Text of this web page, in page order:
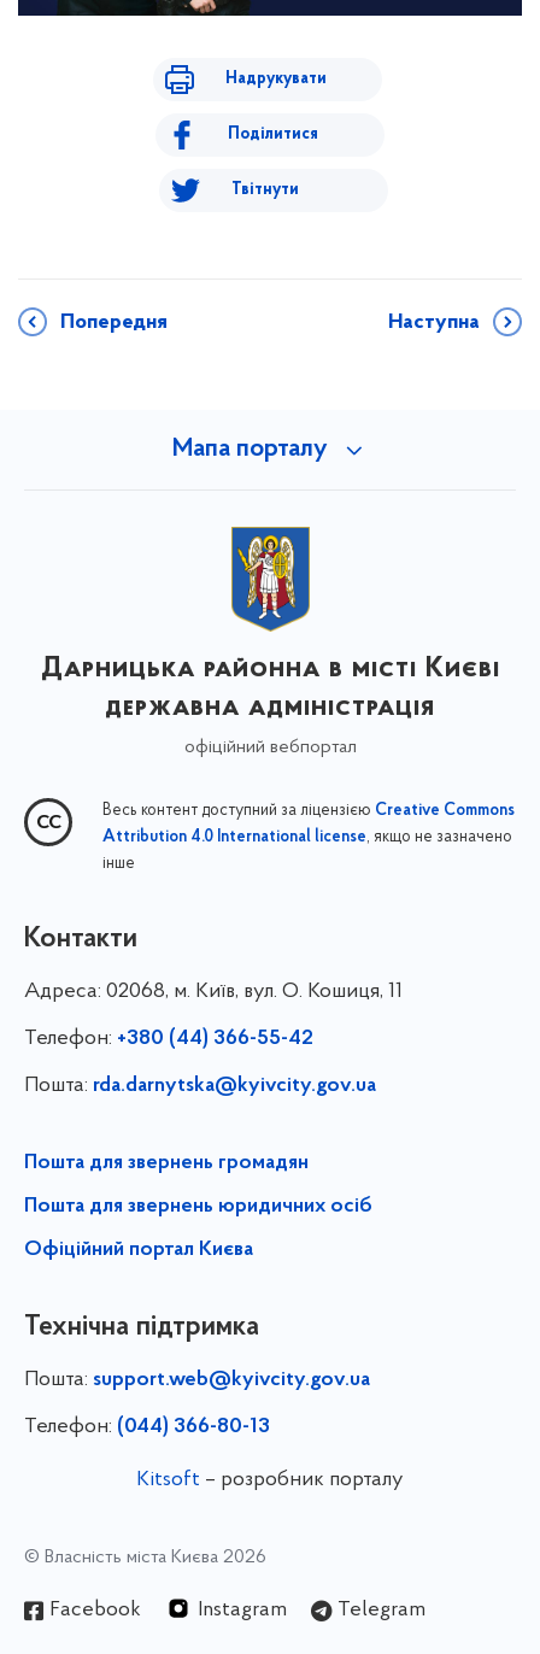
Надрукувати
Поділитися
Твітнути
Попередня Наступна
Мапа порталу
Дарницька районна в місті Києві
державна адміністрація
офіційний вебпортал
Весь контент доступний за ліцензією Creative Commons
Attribution 4.0 International license, якщо не зазначено
інше
Контакти
Адреса: 02068, м. Київ, вул. О. Кошиця, 11
Телефон: +380 (44) 366-55-42
Пошта: rda.darnytska@kyivcity.gov.ua
Пошта для звернень громадян
Пошта для звернень юридичних осіб
Офіційний портал Києва
Технічна підтримка
Пошта: support.web@kyivcity.gov.ua
Телефон: (044) 366-80-13
Kitsoft – розробник порталу
© Власність міста Києва 2026
Facebook Instagram Telegram